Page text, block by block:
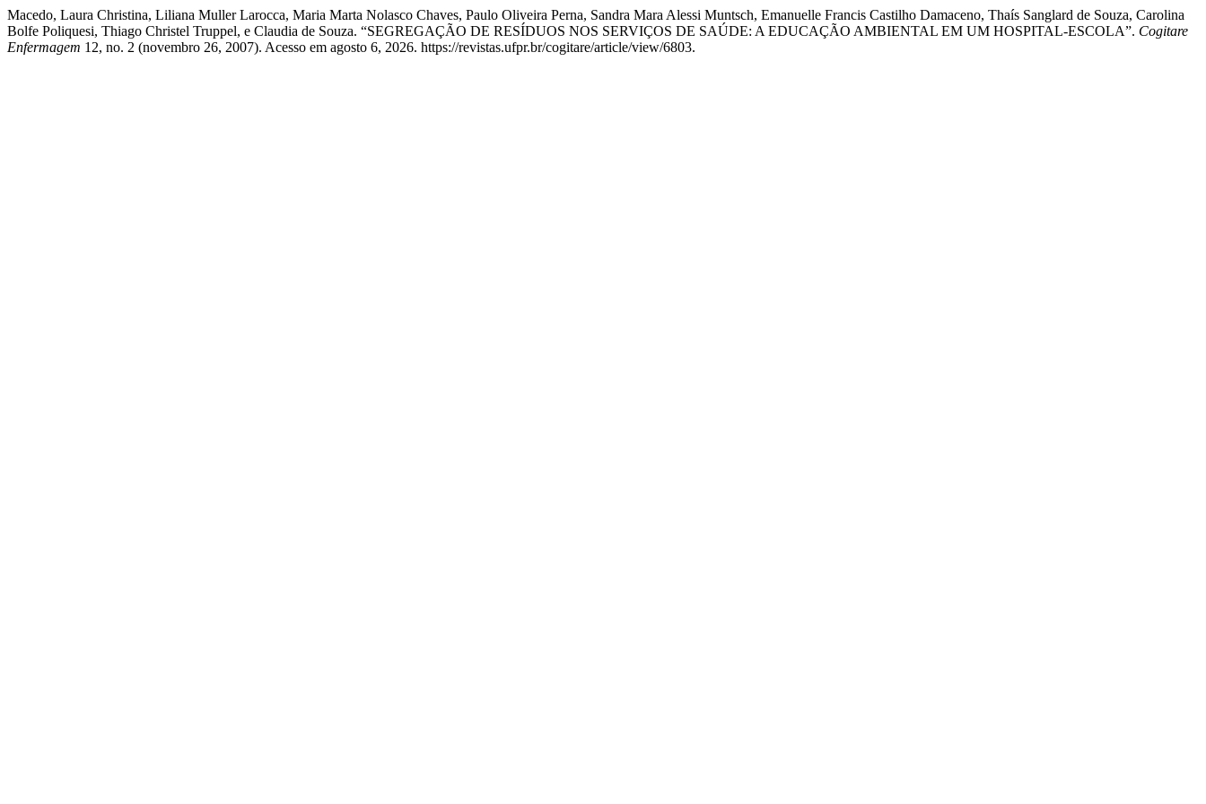
Macedo, Laura Christina, Liliana Muller Larocca, Maria Marta Nolasco Chaves, Paulo Oliveira Perna, Sandra Mara Alessi Muntsch, Emanuelle Francis Castilho Damaceno, Thaís Sanglard de Souza, Carolina
Bolfe Poliquesi, Thiago Christel Truppel, e Claudia de Souza. “SEGREGAÇÃO DE RESÍDUOS NOS SERVIÇOS DE SAÚDE: A EDUCAÇÃO AMBIENTAL EM UM HOSPITAL-ESCOLA”. Cogitare
Enfermagem 12, no. 2 (novembro 26, 2007). Acesso em agosto 6, 2026. https://revistas.ufpr.br/cogitare/article/view/6803.